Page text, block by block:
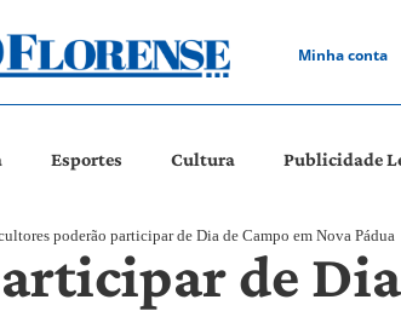
Minha conta
Esportes Cultura Publicidade
poderão participar de Dia de Campo em Nova Pádua
de